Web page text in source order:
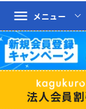
menu メニュー
法人会員